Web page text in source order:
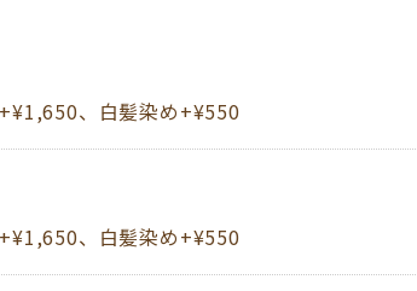
、白髪染め+¥550
、白髪染め+¥550